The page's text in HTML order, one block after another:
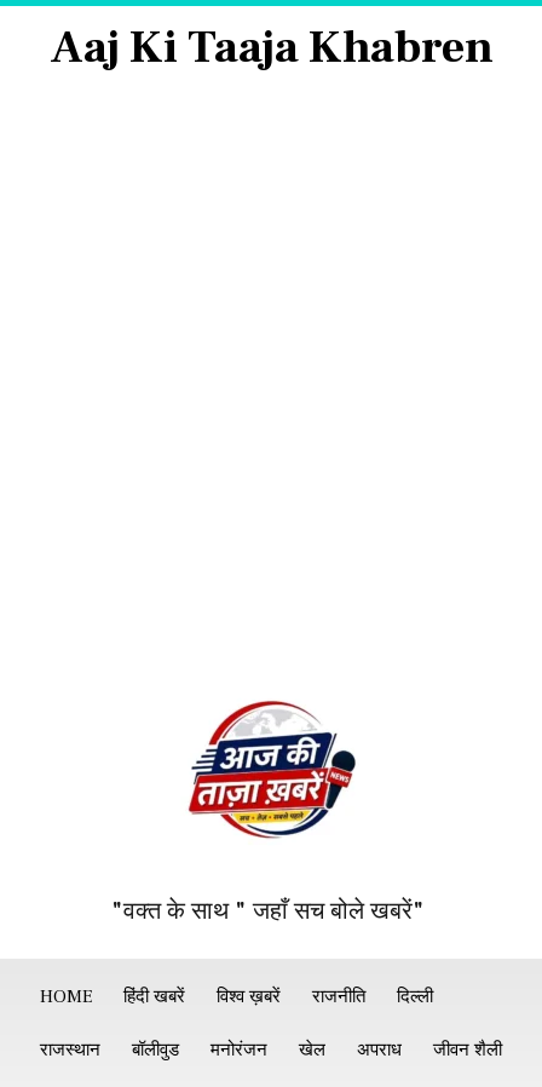
Aaj Ki Taaja Khabren
"वक्त के साथ " जहाँ सच बोले खबरें"
HOME हिंदी खबरें विश्व ख़बरें राजनीति दिल्ली
राजस्थान बॉलीवुड मनोरंजन खेल अपराध जीवन शैली